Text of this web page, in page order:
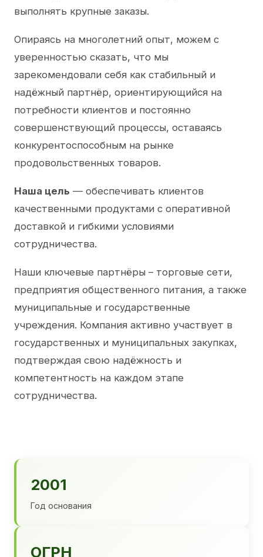
выполнять крупные заказы.
Опираясь на многолетний опыт, можем с
уверенностью сказать, что мы
зарекомендовали себя как стабильный и
надёжный партнёр, ориентирующийся на
потребности клиентов и постоянно
совершенствующий процессы, оставаясь
конкурентоспособным на рынке
продовольственных товаров.
Наша цель — обеспечивать клиентов
качественными продуктами с оперативной
доставкой и гибкими условиями
сотрудничества.
Наши ключевые партнёры – торговые сети,
предприятия общественного питания, а также
муниципальные и государственные
учреждения. Компания активно участвует в
государственных и муниципальных закупках,
подтверждая свою надёжность и
компетентность на каждом этапе
сотрудничества.
2001
Год основания
ОГРН